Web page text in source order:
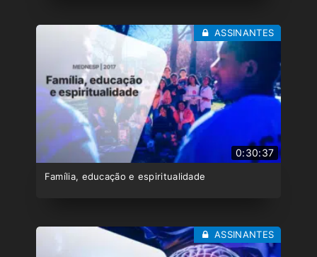
0:30:37
Família, educação e espiritualidade
ASSINANTES
ASSINANTES